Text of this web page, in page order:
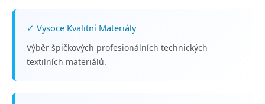
✓ Vysoce Kvalitní Materiály
Výběr špičkových profesionálních technických
textilních materiálů.